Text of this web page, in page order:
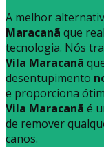
A melhor
Maracanã que
tecnologia. Nós
Vila Maracanã
desentupimento
e proporciona
Vila Maracanã é
de remover
canos.